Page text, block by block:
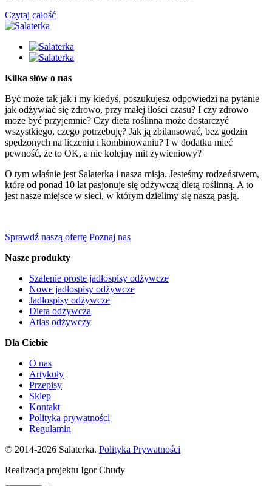
Czytaj całość
Kilka słów o nas
Być może tak jak i my kiedyś, poszukujesz odpowiedzi na pytanie
jak odżywiać się zdrowo, przy małej ilości czasu? I czy zdrowo
może być przyjemnie? Czy dieta roślinna może dostarczyć
wszystkiego, czego potrzebuję? Jak ją zbilansować, bez godzin
spędzonych na liczeniu i kombinowaniu? I w dodatku mieć
pewność, że to OK, a nie kolejny mit żywieniowy?
O tym właśnie jest Salaterka i nasza misja. Jesteśmy rodzeństwem,
które od ponad 10 lat pasjonuje się odżywczą dietą roślinną. A to
jest nasze miejsce w sieci, w którym dzielimy się naszą pasją.
Sprawdź naszą ofertę Poznaj nas
Nasze produkty
Szalenie proste jadłospisy odżywcze
Nowe jadłospisy odżywcze
Jadłospisy odżywcze
Dieta odżywcza
Atlas odżywczy
Dla Ciebie
O nas
Artykuły
Przepisy
Sklep
Kontakt
Polityka prywatności
Regulamin
© 2014-2026 Salaterka. Polityka Prywatności
Realizacja projektu Igor Chudy